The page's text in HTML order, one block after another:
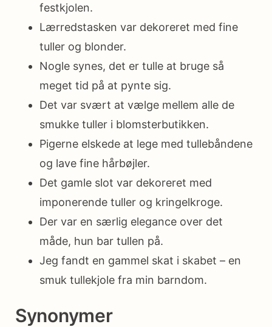
festkjolen.
Lærredstasken var dekoreret med fine
tuller og blonder.
Nogle synes, det er tulle at bruge så
meget tid på at pynte sig.
Det var svært at vælge mellem alle de
smukke tuller i blomsterbutikken.
Pigerne elskede at lege med tullebåndene
og lave fine hårbøjler.
Det gamle slot var dekoreret med
imponerende tuller og kringelkroge.
Der var en særlig elegance over det
måde, hun bar tullen på.
Jeg fandt en gammel skat i skabet – en
smuk tullekjole fra min barndom.
Synonymer